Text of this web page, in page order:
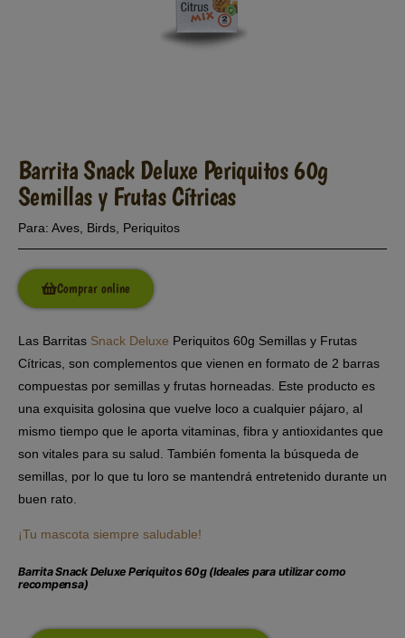
Barrita Snack Deluxe Periquitos 60g
Semillas y Frutas Cítricas
Para: Aves Birds Periquitos
Comprar online
Las Barritas Snack Deluxe Periquitos 60g Semillas y Frutas
Cítricas, son complementos que vienen en formato de 2 barras
compuestas por semillas y frutas horneadas. Este producto es
una exquisita golosina que vuelve loco a cualquier pájaro, al
mismo tiempo que le aporta vitaminas, fibra y antioxidantes que
son vitales para su salud. También fomenta la búsqueda de
semillas, por lo que tu loro se mantendrá entretenido durante un
buen rato.
¡Tu mascota siempre saludable!
Barrita Snack Deluxe Periquitos 60g (Ideales para utilizar como
recompensa)